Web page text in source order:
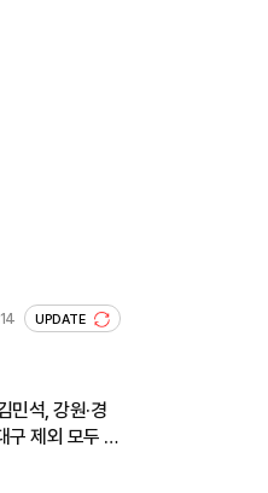
UPDATE
민석, 강원·경
구 제외 모두 웃